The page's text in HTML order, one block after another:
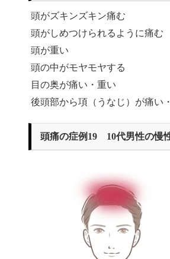
頭がズキンズキン痛む
頭がしめつけられるように痛む
頭が重い
頭の中がモヤモヤする
目の奥が痛い・重い
後頭部から項（うなじ）が痛い
頭痛の症例19 10代男性の慢